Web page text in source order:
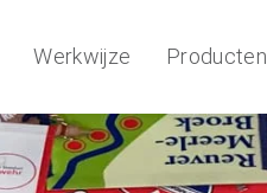
Werkwijze Producten